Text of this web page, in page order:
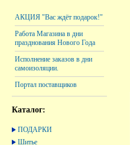
АКЦИЯ "Вас ждёт подарок!"
Работа Магазина в дни
празднования Нового Года
Исполнение заказов в дни
самоизоляции.
Портал поставщиков
Каталог:
ПОДАРКИ
Шитье